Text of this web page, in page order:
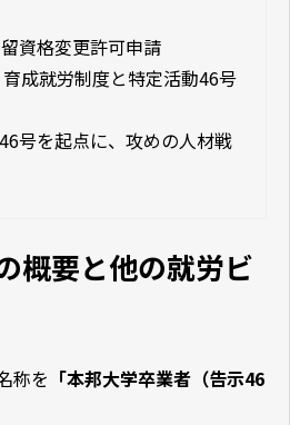
資格変更許可申請
成就労制度と特定活動46号
号を起点に、攻めの人材戦
概要と他の就労ビ
称を 「本邦大学卒業者（告示46